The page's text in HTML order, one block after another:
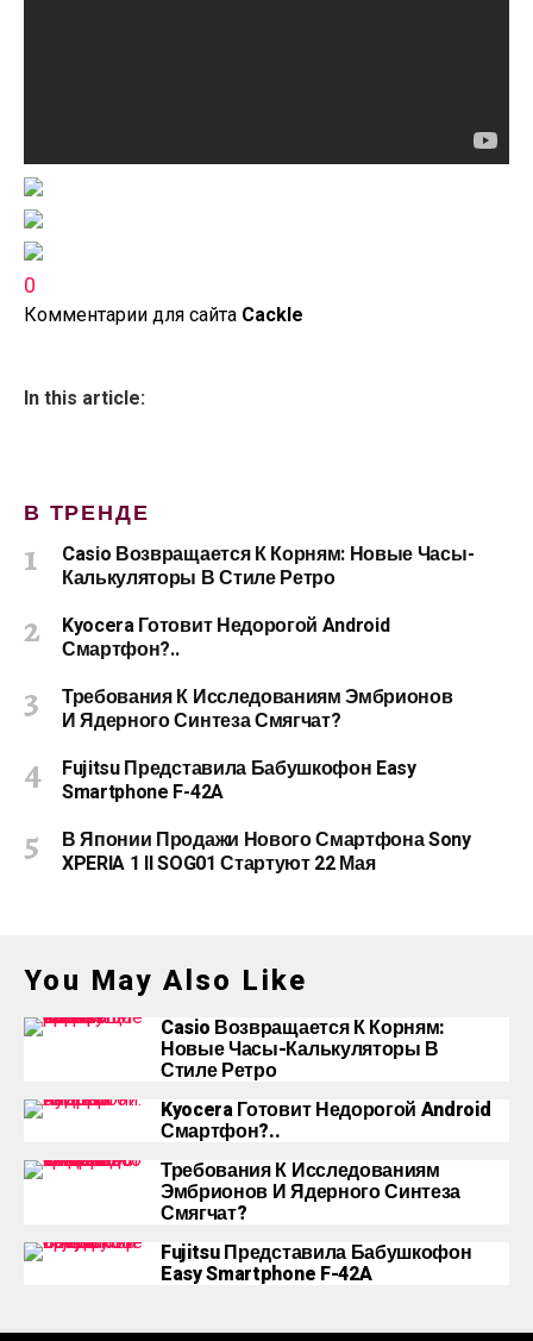
0
Комментарии для сайта Cackle
In this article:
В ТРЕНДЕ
Casio Возвращается К Корням: Новые Часы-
Калькуляторы В Стиле Ретро
Kyocera Готовит Недорогой Android
Смартфон?..
Требования К Исследованиям Эмбрионов
И Ядерного Синтеза Смягчат?
Fujitsu Представила Бабушкофон Easy
Smartphone F-42A
В Японии Продажи Нового Смартфона Sony
XPERIA 1 II SOG01 Стартуют 22 Мая
You May Also Like
Casio Возвращается К Корням:
Новые Часы-Калькуляторы В
Стиле Ретро
Kyocera Готовит Недорогой Android
Смартфон?..
Требования К Исследованиям
Эмбрионов И Ядерного Синтеза
Смягчат?
Fujitsu Представила Бабушкофон
Easy Smartphone F-42A